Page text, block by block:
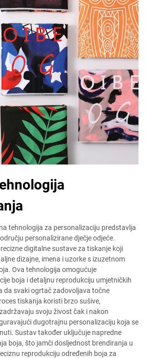
tehnologija za personalizaciju predstavlja
personalizirane dječje odjeće.
digitalne sustave za tiskanje koji
dizajne, imena i uzorke s izuzetnom
Ova tehnologija omogućuje
boja i detaljnu reprodukciju umjetničkih
da svaki ogrtač zadovoljava točne
tiskanja koristi brzo sušive,
svoju živost čak i nakon
dugotrajnu personalizaciju koja se
Sustav također uključuje napredne
boja, što jamči dosljednost brendiranja u
reprodukciju određenih boja za